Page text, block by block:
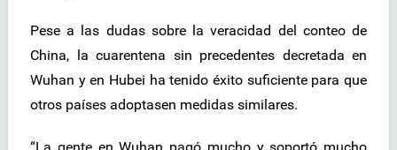
Pese a las dudas sobre la veracidad del conteo de
China, la cuarentena sin precedentes decretada en
Wuhan y en Hubei ha tenido éxito suficiente para que
otros países adoptasen medidas similares.